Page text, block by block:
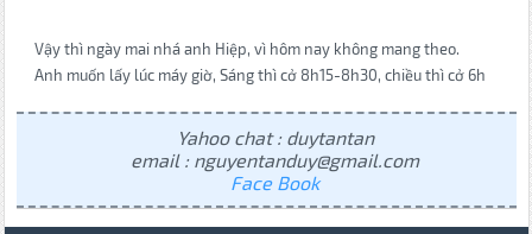
Vậy thì ngày mai nhá anh Hiệp, vì hôm nay không mang theo.
Anh muốn lấy lúc máy giờ, Sáng thì cở 8h15-8h30, chiều thì cở 6h
Yahoo chat : duytantan
email : nguyentanduy@gmail.com
Face Book